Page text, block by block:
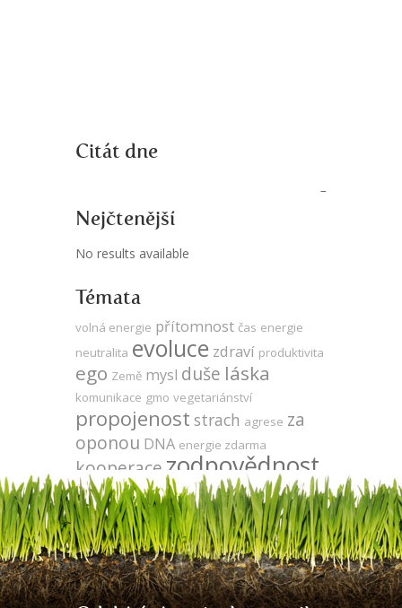
Citát dne
Nejčtenější
No results available
Témata
volná energie přítomnost čas energie
neutralita evoluce zdraví produktivita
ego Země mysl duše láska
komunikace gmo vegetariánství
propojenost strach agrese za
oponou DNA energie zdarma
kooperace zodpovědnost
Tesla léčení vývojjedno
vědomí meditace síla veganství
udržitelnost odlesňování Keshe utrpení
sója